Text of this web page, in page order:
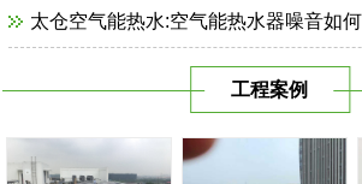
太仓空气能热水:空气能热水器噪音如何
工程案例